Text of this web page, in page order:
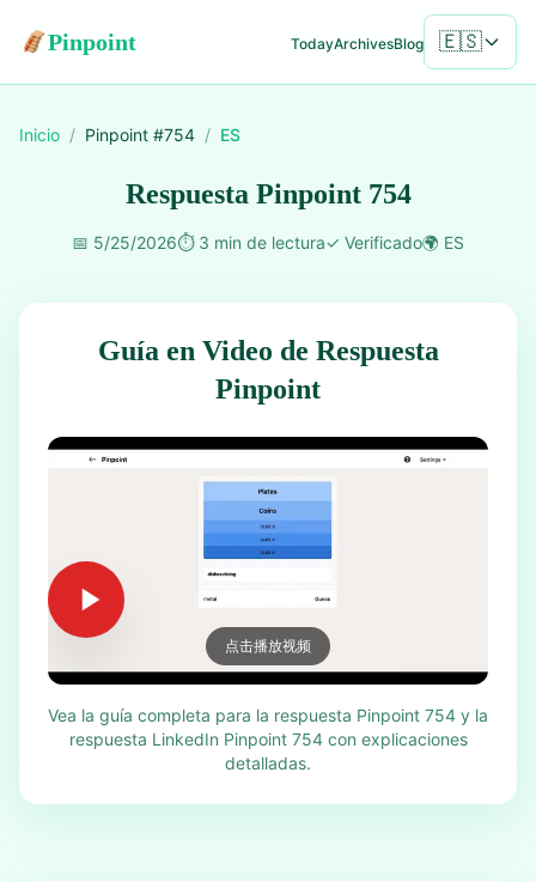
Pinpoint TodayArchivesBlog 🇪🇸
Inicio / Pinpoint #754 / ES
Respuesta Pinpoint 754
📅 5/25/2026⏱️ 3 min de lectura✓ Verificado🌍 ES
Guía en Video de Respuesta
Pinpoint
点击播放视频
Vea la guía completa para la respuesta Pinpoint 754 y la
respuesta LinkedIn Pinpoint 754 con explicaciones
detalladas.